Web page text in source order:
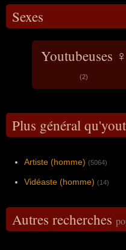
Sexes
Youtubeuses ♀
(2)
Plus général
Artiste (homme) (5064)
Vidéaste (homme) (14)
Autres recherches